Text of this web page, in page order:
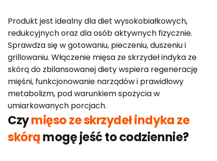
Produkt jest idealny dla diet wysokobiałkowych,
redukcyjnych oraz dla osób aktywnych fizycznie.
Sprawdza się w gotowaniu, pieczeniu, duszeniu i
grillowaniu. Włączenie mięsa ze skrzydeł indyka ze
skórą do zbilansowanej diety wspiera regenerację
mięśni, funkcjonowanie narządów i prawidłowy
metabolizm, pod warunkiem spożycia w
umiarkowanych porcjach.
Czymięso ze skrzydeł indyka ze
skórąmogę jeść to codziennie?